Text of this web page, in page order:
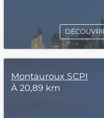
Montauroux SCPI
À 20,89 km